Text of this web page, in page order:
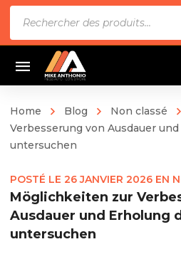
produits
Home Blog Non classé
Verbesserung von Ausdauer
untersuchen
POSTÉ LE 26 JANVIER 2026 EN
Möglichkeiten zur
Ausdauer und Erholung
untersuchen